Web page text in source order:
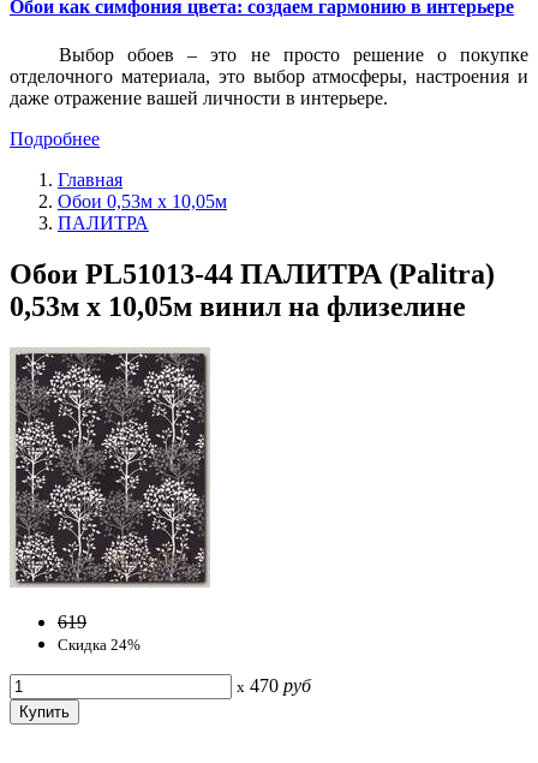
Обои как симфония цвета: создаем гармонию в интерьере
Выбор обоев – это не просто решение о покупке
отделочного материала, это выбор атмосферы, настроения и
даже отражение вашей личности в интерьере.
Подробнее
Главная
Обои 0,53м x 10,05м
ПАЛИТРА
Обои PL51013-44 ПАЛИТРА (Palitra)
0,53м x 10,05м винил на флизелине
619
Скидка 24%
x 470 руб